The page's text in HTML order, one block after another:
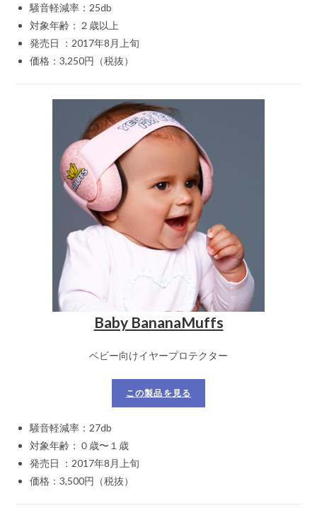
騒音軽減率：25db
対象年齢：２歳以上
発売日 ：2017年8月上旬
価格：3,250円（税抜）
Baby BananaMuffs
ベビー向けイヤープロテクター
この製品を見る
騒音軽減率：27db
対象年齢：０歳〜１歳
発売日 ：2017年8月上旬
価格：3,500円（税抜）